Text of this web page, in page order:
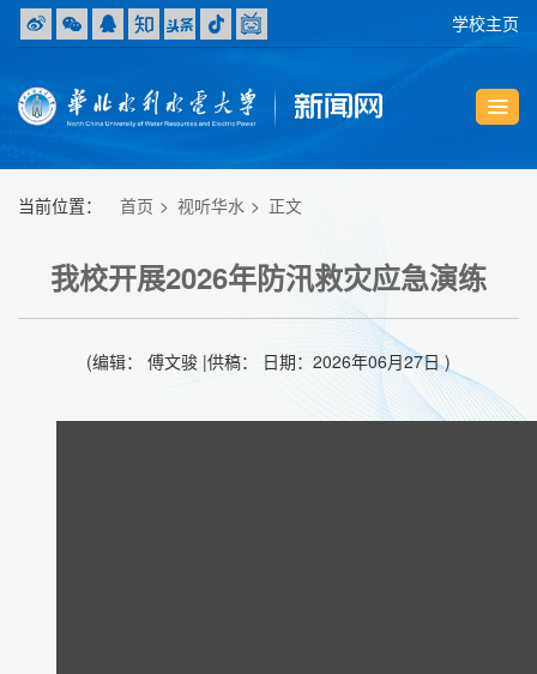
学校主页
当前位置： 首页 视听华水 正文
我校开展2026年防汛救灾应急演练
(编辑： 傅文骏 |供稿： 日期：2026年06月27日 )